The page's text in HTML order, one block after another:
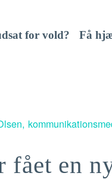
for vold? Få
fået en